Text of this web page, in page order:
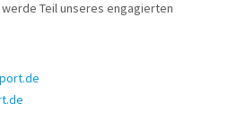
Teil unseres engagierten